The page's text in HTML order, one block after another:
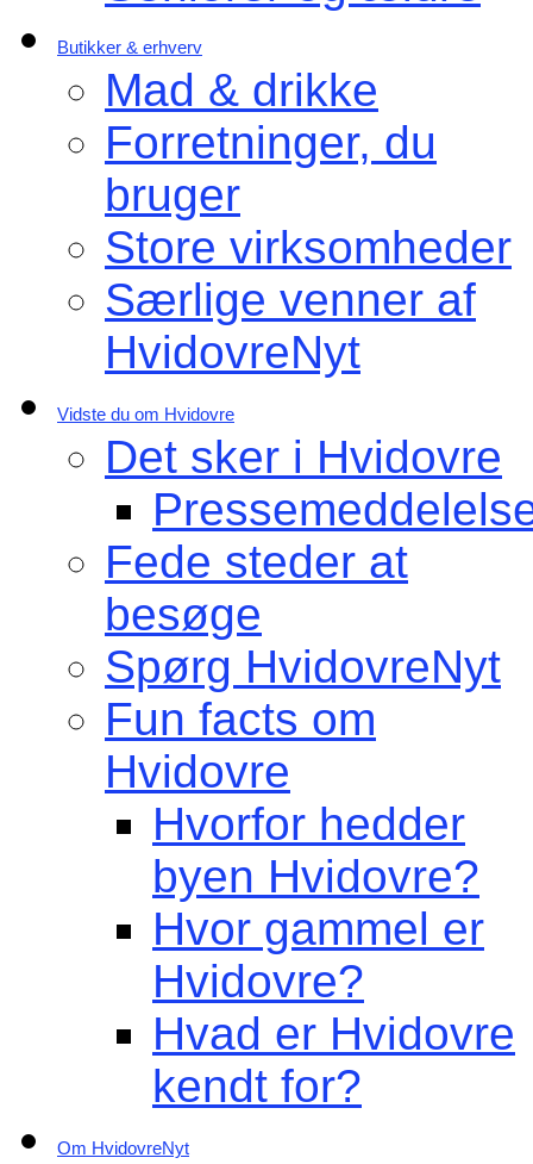
Butikker & erhverv
Mad & drikke
Forretninger, du
bruger
Store virksomheder
Særlige venner af
HvidovreNyt
Vidste du om Hvidovre
Det sker i Hvidovre
Fede steder at
besøge
Spørg HvidovreNyt
Fun facts om
Hvidovre
Hvorfor hedder
byen Hvidovre?
Hvor gammel er
Hvidovre?
Hvad er Hvidovre
kendt for?
Om HvidovreNyt